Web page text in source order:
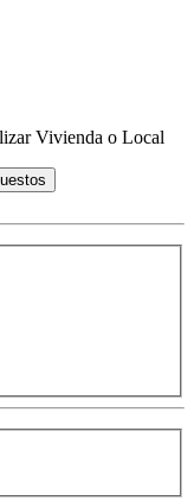
Vivienda o Local